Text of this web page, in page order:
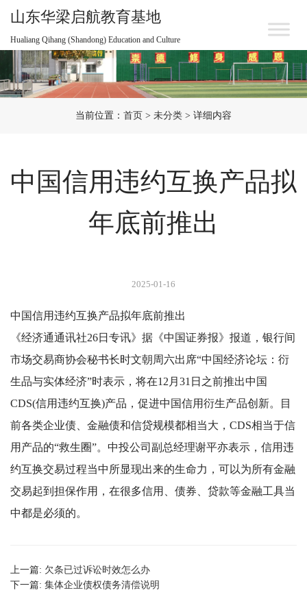
山东华梁启航教育基地
Hualiang Qihang (Shandong) Education and Culture
当前位置： 首页 > 未分类 > 详细内容
中国信用违约互换产品拟
年底前推出
2025-01-16
中国信用违约互换产品拟年底前推出
《经济通通讯社26日专讯》据《中国证券报》报道，银行间
市场交易商协会秘书长时文朝周六出席“中国经济论坛：衍
生品与实体经济”时表示，将在12月31日之前推出中国
CDS(信用违约互换)产品，促进中国信用衍生产品创新。目
前各类企业债、金融债和信贷规模都相当大，CDS相当于信
用产品的“救生圈”。中投公司副总经理谢平亦表示，信用违
约互换交易过程当中所显现出来的生命力，可以为所有金融
交易起到担保作用，在很多信用、债券、贷款等金融工具当
中都是必须的。
上一篇: 欠条已过诉讼时效怎么办
下一篇: 集体企业债权债务清偿说明